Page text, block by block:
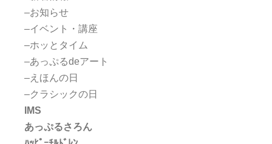
–お知らせ
–イベント・講座
–ホッとタイム
–あっぷるdeアート
–えほんの日
–クラシックの日
IMS
あっぷるさろん